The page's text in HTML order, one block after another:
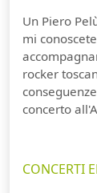
Un Piero
mi
rocker
concerto
CONCERTI